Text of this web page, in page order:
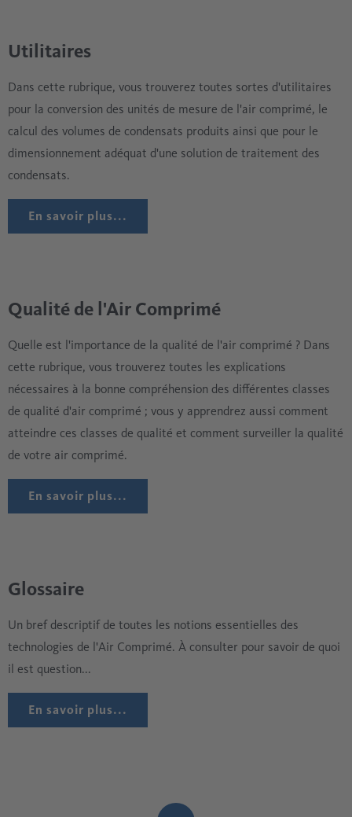
Utilitaires
Dans cette rubrique, vous trouverez toutes sortes d'utilitaires
pour la conversion des unités de mesure de l'air comprimé, le
calcul des volumes de condensats produits ainsi que pour le
dimensionnement adéquat d'une solution de traitement des
condensats.
En savoir plus...
Qualité de l'Air Comprimé
Quelle est l'importance de la qualité de l'air comprimé ? Dans
cette rubrique, vous trouverez toutes les explications
nécessaires à la bonne compréhension des différentes classes
de qualité d'air comprimé ; vous y apprendrez aussi comment
atteindre ces classes de qualité et comment surveiller la qualité
de votre air comprimé.
En savoir plus...
Glossaire
Un bref descriptif de toutes les notions essentielles des
technologies de l'Air Comprimé. À consulter pour savoir de quoi
il est question...
En savoir plus...